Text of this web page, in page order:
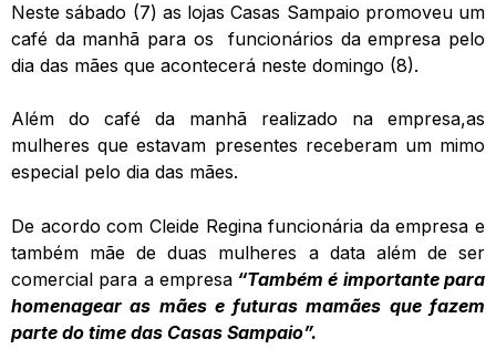
Neste sábado (7) as lojas Casas Sampaio promoveu um
café da manhã para os funcionários da empresa pelo
dia das mães que acontecerá neste domingo (8).
Além do café da manhã realizado na empresa,as
mulheres que estavam presentes receberam um mimo
especial pelo dia das mães.
De acordo com Cleide Regina funcionária da empresa e
também mãe de duas mulheres a data além de ser
comercial para a empresa“Também é importante para
homenagear as mães e futuras mamães que fazem
parte do time das Casas Sampaio”.